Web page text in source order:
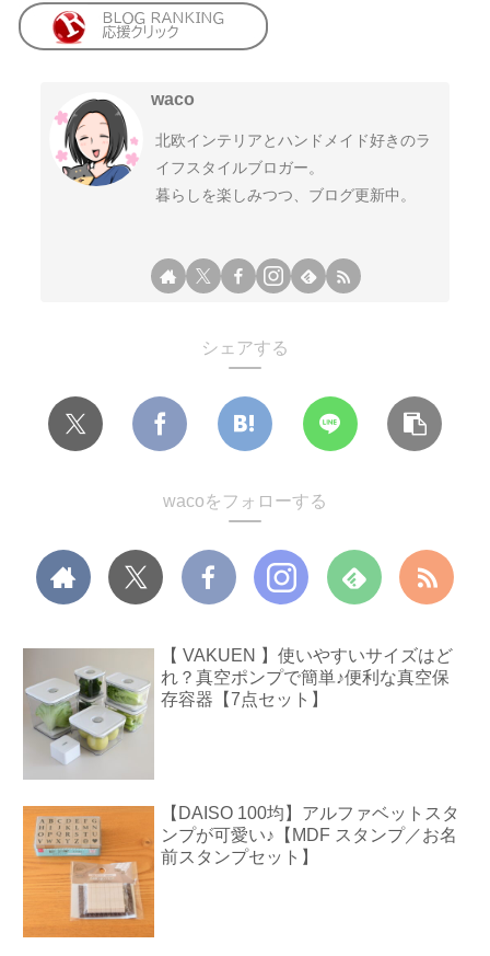
waco
北欧インテリアとハンドメイド好きのラ
イフスタイルブロガー。
暮らしを楽しみつつ、ブログ更新中。
シェアする
wacoをフォローする
【 VAKUEN 】使いやすいサイズはど
れ？真空ポンプで簡単♪便利な真空保
存容器【7点セット】
【DAISO 100均】アルファベットスタ
ンプが可愛い♪【MDF スタンプ／お名
前スタンプセット】